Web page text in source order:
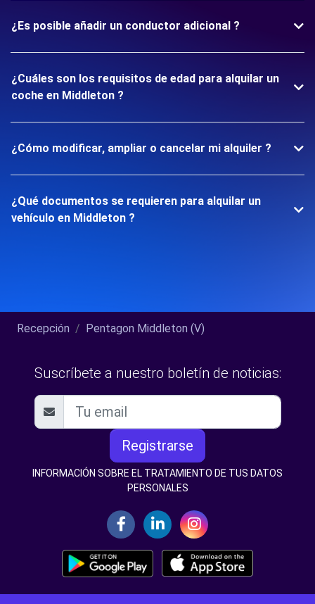
¿Es posible añadir un conductor adicional ?
¿Cuáles son los requisitos de edad para alquilar un
coche en Middleton ?
¿Cómo modificar, ampliar o cancelar mi alquiler ?
¿Qué documentos se requieren para alquilar un
vehículo en Middleton ?
Recepción Pentagon Middleton (V)
Suscríbete a nuestro boletín de noticias:
Registrarse
INFORMACIÓN SOBRE EL TRATAMIENTO DE TUS DATOS
PERSONALES